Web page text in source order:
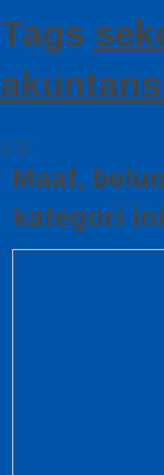
Tags
Maaf,
kategori